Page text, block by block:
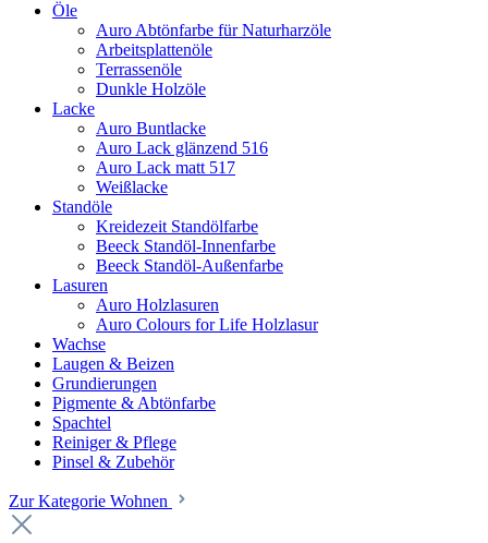
Öle
Auro Abtönfarbe für Naturharzöle
Arbeitsplattenöle
Terrassenöle
Dunkle Holzöle
Lacke
Auro Buntlacke
Auro Lack glänzend 516
Auro Lack matt 517
Weißlacke
Standöle
Kreidezeit Standölfarbe
Beeck Standöl-Innenfarbe
Beeck Standöl-Außenfarbe
Lasuren
Auro Holzlasuren
Auro Colours for Life Holzlasur
Wachse
Laugen & Beizen
Grundierungen
Pigmente & Abtönfarbe
Spachtel
Reiniger & Pflege
Pinsel & Zubehör
Zur Kategorie Wohnen